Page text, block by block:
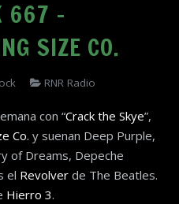
667 –
SIZE CO.
RNR Radio
con “Crack the Skye”,
Co. y suenan Deep Purple,
of Dreams, Depeche
el Revolverde The Beatles.
Hierro 3.